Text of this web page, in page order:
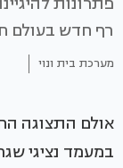
רף חדש בעולם
מערכת בית ונוי
במעמד נציגי